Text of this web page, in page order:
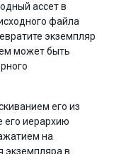
ассет в
файла
экземпляр
может быть
его из
его иерархию
на
экземпляра в